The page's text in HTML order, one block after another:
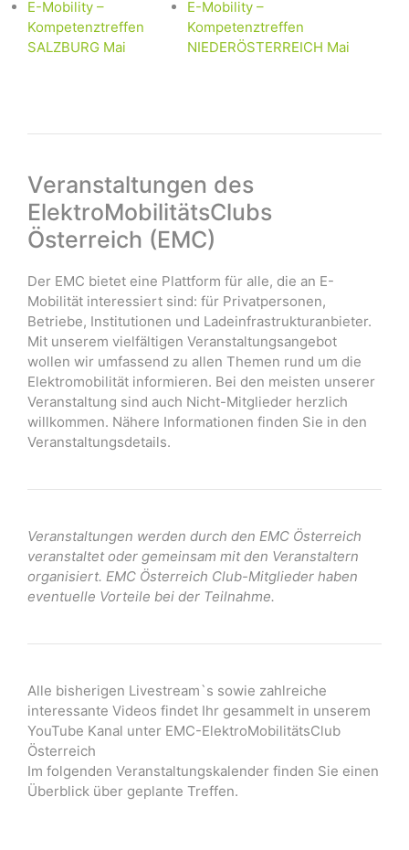
E-Mobility –
Kompetenztreffen
SALZBURG Mai
E-Mobility –
Kompetenztreffen
NIEDERÖSTERREICH Mai
Veranstaltungen des
ElektroMobilitätsClubs
Österreich (EMC)
Der EMC bietet eine Plattform für alle, die an E-
Mobilität interessiert sind: für Privatpersonen,
Betriebe, Institutionen und Ladeinfrastrukturanbieter.
Mit unserem vielfältigen Veranstaltungsangebot
wollen wir umfassend zu allen Themen rund um die
Elektromobilität informieren. Bei den meisten unserer
Veranstaltung sind auch Nicht-Mitglieder herzlich
willkommen. Nähere Informationen finden Sie in den
Veranstaltungsdetails.
Veranstaltungen werden durch den EMC Österreich
veranstaltet oder gemeinsam mit den Veranstaltern
organisiert. EMC Österreich Club-Mitglieder haben
eventuelle Vorteile bei der Teilnahme.
Alle bisherigen Livestream`s sowie zahlreiche
interessante Videos findet Ihr gesammelt in unserem
YouTube Kanal unter EMC-ElektroMobilitätsClub
Österreich
Im folgenden Veranstaltungskalender finden Sie einen
Überblick über geplante Treffen.